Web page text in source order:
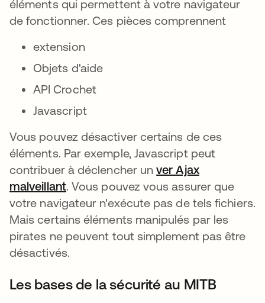
éléments qui permettent à votre navigateur
de fonctionner. Ces pièces comprennent
extension
Objets d'aide
API Crochet
Javascript
Vous pouvez désactiver certains de ces
éléments. Par exemple, Javascript peut
contribuer à déclencher unver Ajax
malveillants’ouvre dans un nouvel onglet
. Vous pouvez vous assurer que
votre navigateur n'exécute pas de tels fichiers.
Mais certains éléments manipulés par les
pirates ne peuvent tout simplement pas être
désactivés.
Les bases de la sécurité au MITB